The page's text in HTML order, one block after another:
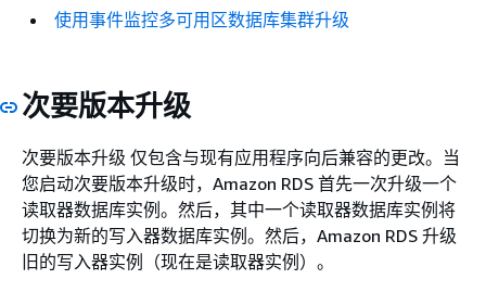
使用事件监控多可用区数据库集群升级
次要版本升级
次要版本升级 仅包含与现有应用程序向后兼容的更改。当
您启动次要版本升级时，Amazon RDS 首先一次升级一个
读取器数据库实例。然后，其中一个读取器数据库实例将
切换为新的写入器数据库实例。然后，Amazon RDS 升级
旧的写入器实例（现在是读取器实例）。